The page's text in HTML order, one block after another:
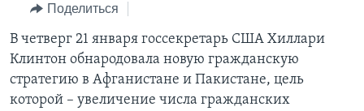
навигации
Перейти
поиск
ИТОГИ
ПОЧЕМУ ЭТО ВАЖНО?
ДИСКУССИЯ VOA
ДЕТАЛИ
НАША АМЕРИКАНСКАЯ ИСТОРИЯ
А КАК В АМЕРИКЕ?
АМЕРИКАНСКИЕ ГОРОДКИ
ИНТЕРВЬЮ
ФАКТЫ ПРОТИВ ФЕЙКОВ
ЗА СВОБОДУ ПРЕССЫ
УЧИМ АНГЛИЙСКИЙ
Поделиться
В четверг 21 января госсекретарь США Хиллари
Клинтон обнародовала новую гражданскую
стратегию в Афганистане и Пакистане, цель
которой – увеличение числа гражданских